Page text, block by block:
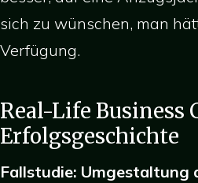
sich zu wünschen, man
Verfügung.
Real-Life Business
Erfolgsgeschichte
Fallstudie: Umgestaltung